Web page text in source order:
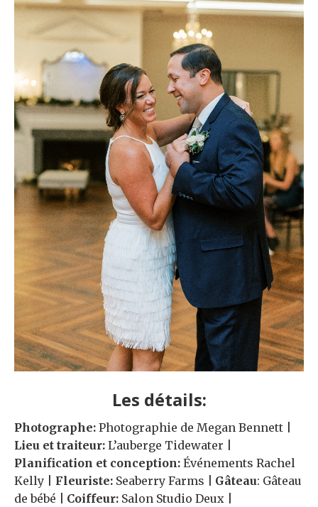
Les détails:
Photographe: Photographie de Megan Bennett |
Lieu et traiteur: L’auberge Tidewater |
Planification et conception: Événements Rachel
Kelly | Fleuriste: Seaberry Farms Gâteau: Gâteau
de bébé
Coiffeur: Salon Studio Deux |